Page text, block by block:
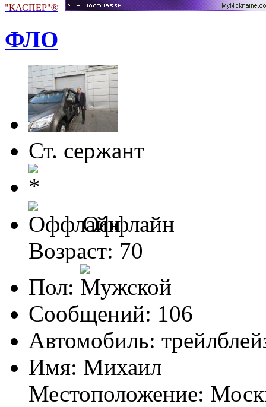
"КАСПЕР"®
ФЛО
Ст. сержант
Оффлайн
Возраст: 70
Пол:
Сообщений: 106
Автомобиль:
Имя: Михаил
Местоположение: